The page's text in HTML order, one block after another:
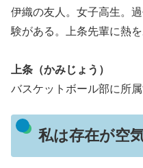
伊織の友人。女子高生。
験がある。上条先輩に熱を
上条（かみじょう）
バスケットボール部に所
私は存在が空